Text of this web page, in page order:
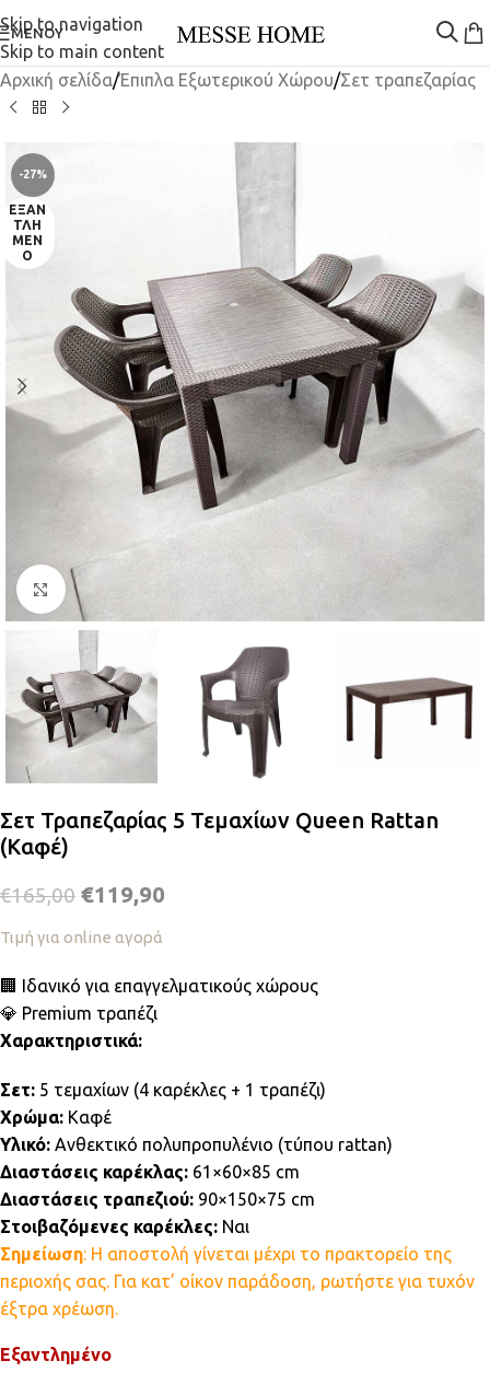
Skip to navigation
Skip to main content
ΜΕΝΟΎ
Αρχική σελίδα/Έπιπλα Εξωτερικού Χώρου/Σετ τραπεζαρίας
-27%
ΕΞΑΝ
ΤΛΗ
ΜΈΝ
Ο
Κλικ για μεγέθυνση
Σετ Τραπεζαρίας 5 Τεμαχίων Queen Rattan
(Καφέ)
€165,00 €119,90
Τιμή για online αγορά
🏢 Ιδανικό για επαγγελματικούς χώρους
💎 Premium τραπέζι
Χαρακτηριστικά:
Σετ: 5 τεμαχίων (4 καρέκλες + 1 τραπέζι)
Χρώμα: Καφέ
Υλικό: Ανθεκτικό πολυπροπυλένιο (τύπου rattan)
Διαστάσεις καρέκλας: 61×60×85 cm
Διαστάσεις τραπεζιού: 90×150×75 cm
Στοιβαζόμενες καρέκλες: Ναι
Σημείωση: Η αποστολή γίνεται μέχρι το πρακτορείο της
περιοχής σας. Για κατ’ οίκον παράδοση, ρωτήστε για τυχόν
έξτρα χρέωση.
Εξαντλημένο